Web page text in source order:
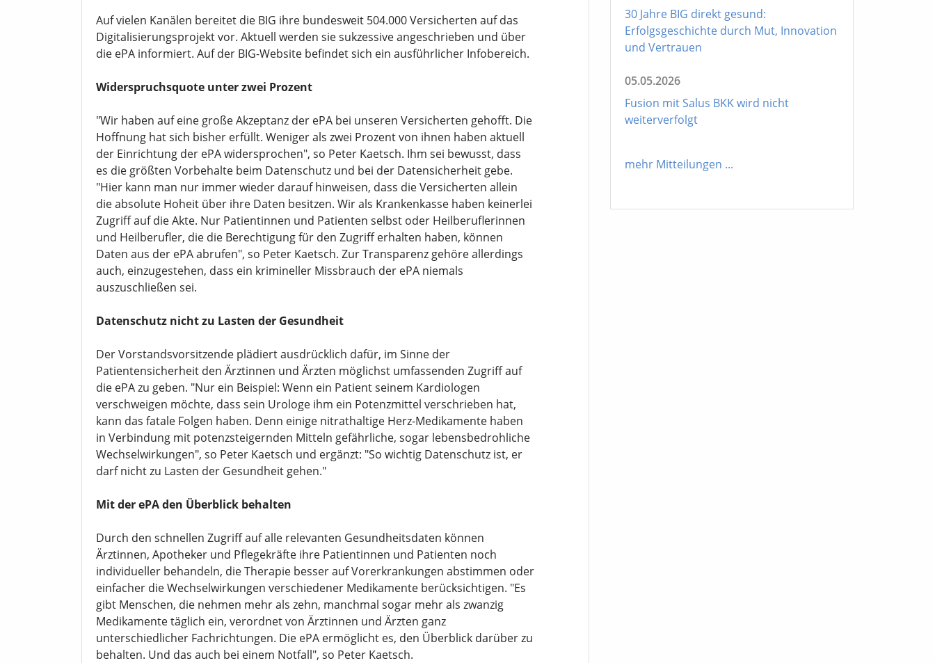
Auf vielen Kanälen bereitet die BIG ihre bundesweit 504.000 Versicherten auf das
Digitalisierungsprojekt vor. Aktuell werden sie sukzessive angeschrieben und über
die ePA informiert. Auf der BIG-Website befindet sich ein ausführlicher Infobereich.
Widerspruchsquote unter zwei Prozent
"Wir haben auf eine große Akzeptanz der ePA bei unseren Versicherten gehofft. Die
Hoffnung hat sich bisher erfüllt. Weniger als zwei Prozent von ihnen haben aktuell
der Einrichtung der ePA widersprochen", so Peter Kaetsch. Ihm sei bewusst, dass
es die größten Vorbehalte beim Datenschutz und bei der Datensicherheit gebe.
"Hier kann man nur immer wieder darauf hinweisen, dass die Versicherten allein
die absolute Hoheit über ihre Daten besitzen. Wir als Krankenkasse haben keinerlei
Zugriff auf die Akte. Nur Patientinnen und Patienten selbst oder Heilberuflerinnen
und Heilberufler, die die Berechtigung für den Zugriff erhalten haben, können
Daten aus der ePA abrufen", so Peter Kaetsch. Zur Transparenz gehöre allerdings
auch, einzugestehen, dass ein krimineller Missbrauch der ePA niemals
auszuschließen sei.
Datenschutz nicht zu Lasten der Gesundheit
Der Vorstandsvorsitzende plädiert ausdrücklich dafür, im Sinne der
Patientensicherheit den Ärztinnen und Ärzten möglichst umfassenden Zugriff auf
die ePA zu geben. "Nur ein Beispiel: Wenn ein Patient seinem Kardiologen
verschweigen möchte, dass sein Urologe ihm ein Potenzmittel verschrieben hat,
kann das fatale Folgen haben. Denn einige nitrathaltige Herz-Medikamente haben
in Verbindung mit potenzsteigernden Mitteln gefährliche, sogar lebensbedrohliche
Wechselwirkungen", so Peter Kaetsch und ergänzt: "So wichtig Datenschutz ist, er
darf nicht zu Lasten der Gesundheit gehen."
Mit der ePA den Überblick behalten
Durch den schnellen Zugriff auf alle relevanten Gesundheitsdaten können
Ärztinnen, Apotheker und Pflegekräfte ihre Patientinnen und Patienten noch
individueller behandeln, die Therapie besser auf Vorerkrankungen abstimmen oder
einfacher die Wechselwirkungen verschiedener Medikamente berücksichtigen. "Es
gibt Menschen, die nehmen mehr als zehn, manchmal sogar mehr als zwanzig
Medikamente täglich ein, verordnet von Ärztinnen und Ärzten ganz
unterschiedlicher Fachrichtungen. Die ePA ermöglicht es, den Überblick darüber zu
behalten. Und das auch bei einem Notfall", so Peter Kaetsch.
30 Jahre BIG direkt gesund:
Erfolgsgeschichte durch Mut, Innovation
und Vertrauen
05.05.2026
Fusion mit Salus BKK wird nicht
weiterverfolgt
mehr Mitteilungen ...